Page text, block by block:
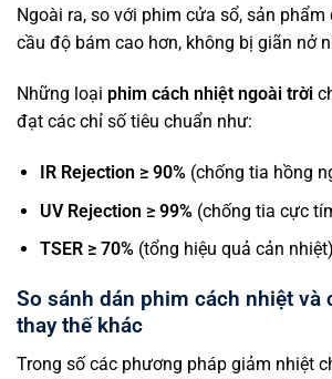
Ngoài ra, so với phim cửa sổ, sản phẩm
cầu độ bám cao hơn, không bị giãn nở
Những loại phim cách nhiệt ngoài trời
đạt các chỉ số tiêu chuẩn như:
IR Rejection ≥ 90%(chống tia hồng
UV Rejection ≥ 99%(chống tia cực
TSER ≥ 70%(tổng hiệu quả cản nhiệt)
So sánh dán phim cách nhiệt và
thay thế khác
Trong số các phương pháp giảm nhiệt